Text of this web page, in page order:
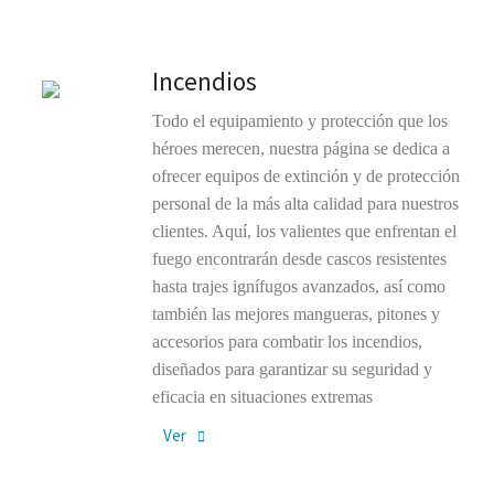
Incendios
Todo el equipamiento y protección que los
héroes merecen, nuestra página se dedica a
ofrecer equipos de extinción y de protección
personal de la más alta calidad para nuestros
clientes. Aquí, los valientes que enfrentan el
fuego encontrarán desde cascos resistentes
hasta trajes ignífugos avanzados, así como
también las mejores mangueras, pitones y
accesorios para combatir los incendios,
diseñados para garantizar su seguridad y
eficacia en situaciones extremas
Ver